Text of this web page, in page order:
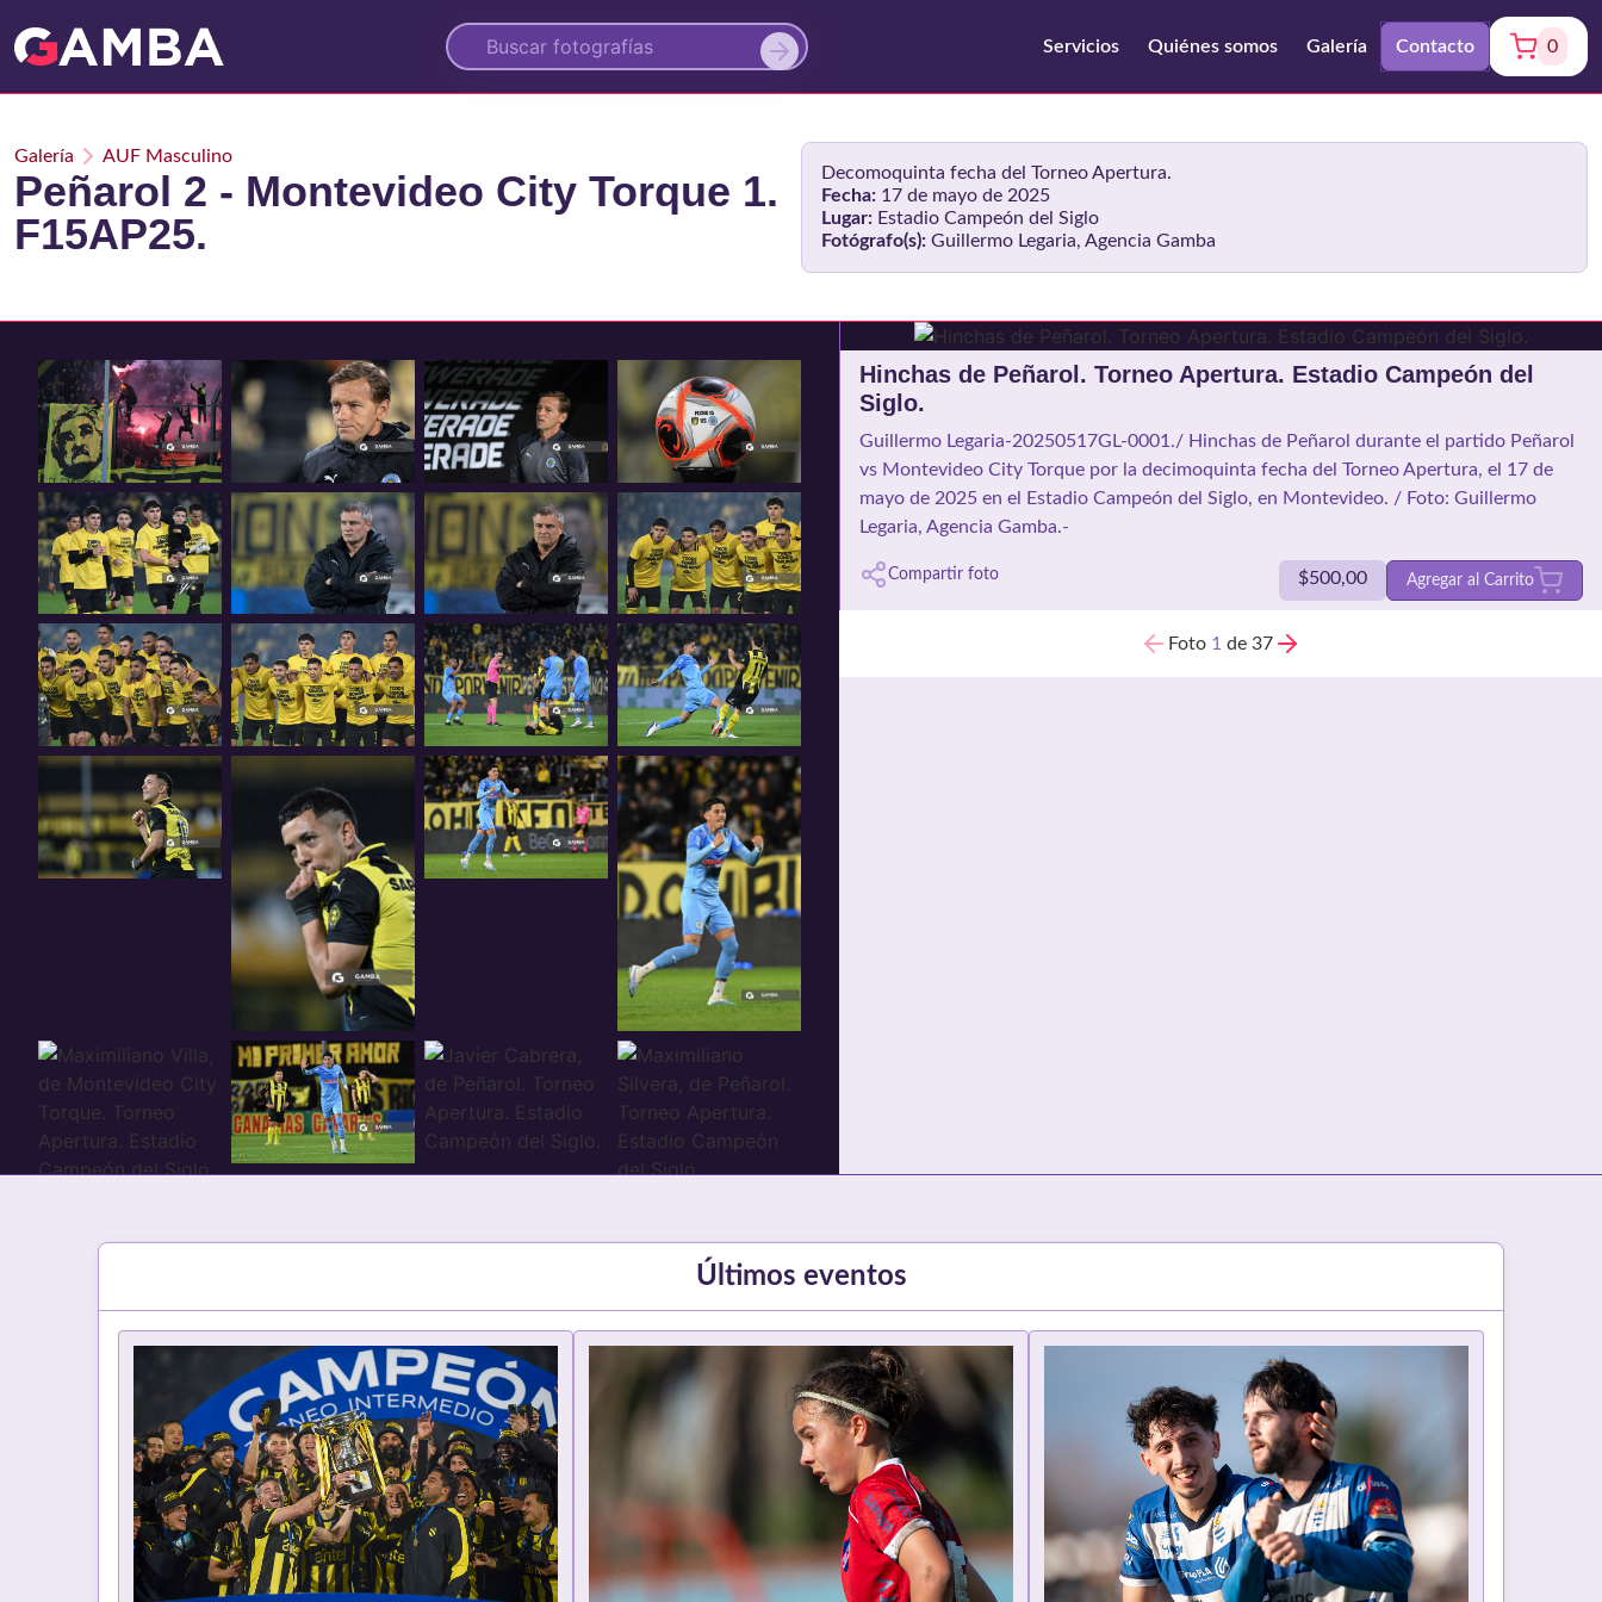
Servicios Quiénes somos Galería Contacto 0
Galería AUF Masculino
Peñarol 2 - Montevideo City Torque 1.
F15AP25.
Decomoquinta fecha del Torneo Apertura.
Fecha: 17 de mayo de 2025
Lugar: Estadio Campeón del Siglo
Fotógrafo(s): Guillermo Legaria, Agencia Gamba
Hinchas de Peñarol. Torneo Apertura. Estadio Campeón del
Siglo.
Guillermo Legaria-20250517GL-0001./ Hinchas de Peñarol durante el partido Peñarol
vs Montevideo City Torque por la decimoquinta fecha del Torneo Apertura, el 17 de
mayo de 2025 en el Estadio Campeón del Siglo, en Montevideo. / Foto: Guillermo
Legaria, Agencia Gamba.-
Compartir foto $500,00 Agregar al Carrito
Foto 1 de 37
Últimos eventos